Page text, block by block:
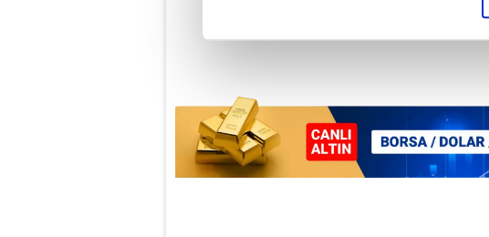
Her halükârda, kullanıcılar, bu çerezlere
amacıyla kullanılmaktadır. Diğer çerezler,
reklam/pazarlama faaliyetlerinin yapılması,
Çerezlere ilişkin tercihlerinizi aşağıda yer